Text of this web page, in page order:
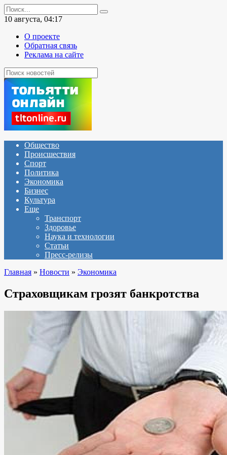
Перейти
к
содержанию
Search
for:
10 августа, 04:17
О проекте
Обратная связь
Реклама на сайте
Общество
Происшествия
Спорт
Политика
Экономика
Бизнес
Культура
Еще
Транспорт
Здоровье
Наука и технологии
Статьи
Пресс-релизы
Главная » Новости » Экономика
Страховщикам грозят банкротства